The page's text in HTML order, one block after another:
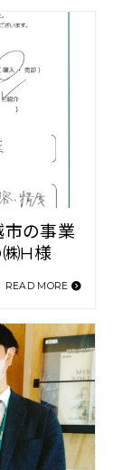
市の事業
㈱H様
READ MORE